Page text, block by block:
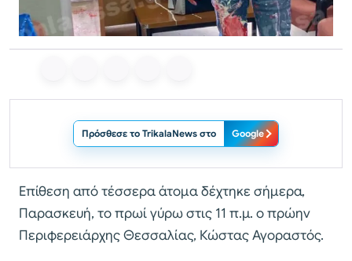
Πρόσθεσε το TrikalaNews στο Google
Επίθεση από τέσσερα άτομα δέχτηκε σήμερα,
Παρασκευή, το πρωί γύρω στις 11 π.μ. ο πρώην
Περιφερειάρχης Θεσσαλίας, Κώστας Αγοραστός.